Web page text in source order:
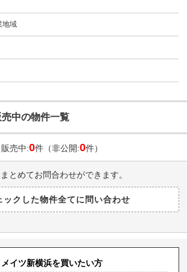
地域
中の物件一覧
販売中:0件（非公開:0件）
とめてお問合わせができます。
メイツ新横浜を買いたい方